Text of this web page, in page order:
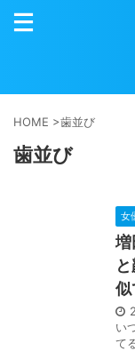
HOME >歯並び
歯並び
女
増
似
い
て